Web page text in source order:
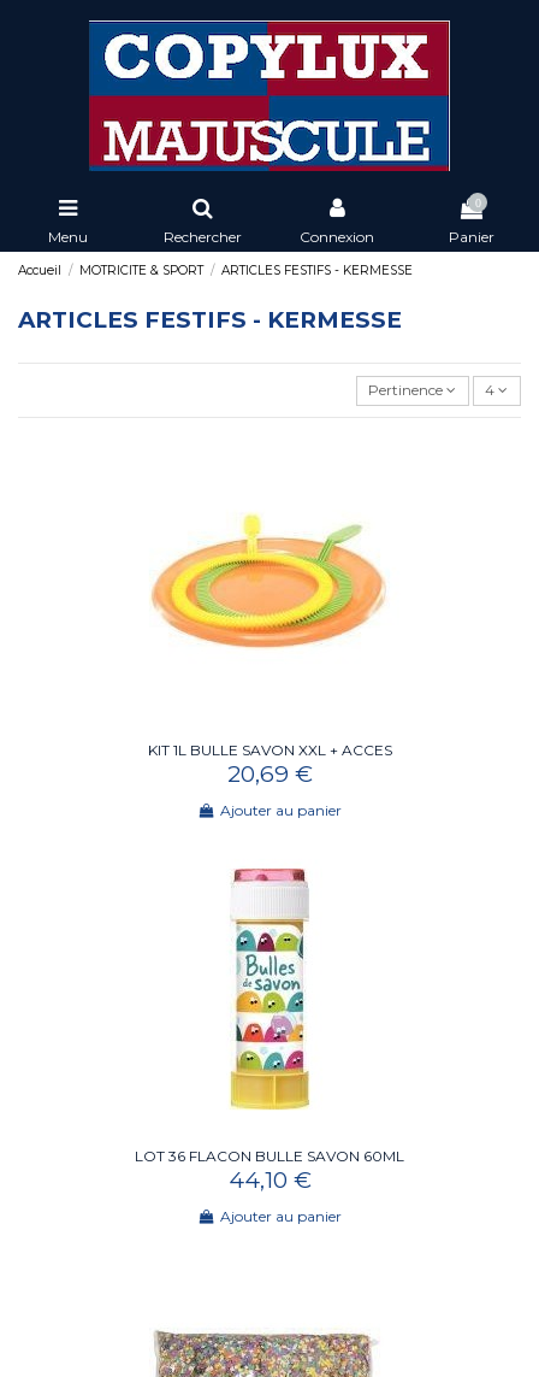
Menu Rechercher Connexion
0
Panier
Accueil MOTRICITE & SPORT ARTICLES FESTIFS - KERMESSE
ARTICLES FESTIFS - KERMESSE
Pertinence 4
KIT 1L BULLE SAVON XXL + ACCES
20,69 €
Ajouter au panier
LOT 36 FLACON BULLE SAVON 60ML
44,10 €
Ajouter au panier